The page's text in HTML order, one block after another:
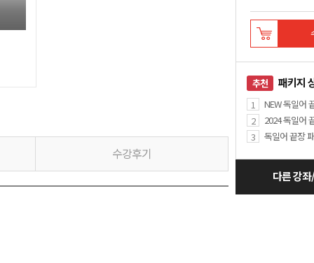
추천 패키지
1
NEW 독일어
2
2024 독일어
3
독일어 끝장
다른 강
수강후기